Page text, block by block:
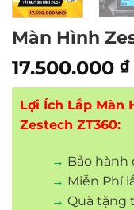
Màn Hình
17.500.000 ₫
Lợi Ích Lắp Màn
Zestech ZT360:
→ Bảo hành
→ Miễn Phí
→ Quà tặng